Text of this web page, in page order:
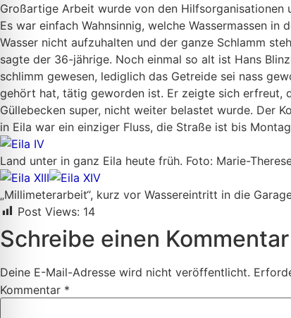
Großartige Arbeit wurde von den Hilfsorganisationen
Es war einfach Wahnsinnig, welche Wassermassen
Wasser nicht aufzuhalten und der ganze Schlamm
sagte der 36-jährige. Noch einmal so alt ist Hans
schlimm gewesen, lediglich das Getreide sei nass
gehört hat, tätig geworden ist. Er zeigte sich erfreut,
Güllebecken super, nicht weiter belastet wurde. Der
in Eila war ein einziger Fluss, die Straße ist bis
Land unter in ganz Eila heute früh. Foto: Marie-
„Millimeterarbeit“, kurz vor Wassereintritt in die
Post Views: 14
Schreibe einen Kommentar
Deine E-Mail-Adresse wird nicht veröffentlicht.
Kommentar *